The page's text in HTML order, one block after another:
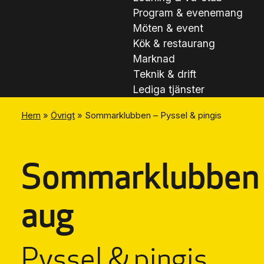
Program & evenemang
Möten & event
Kök & restaurang
Marknad
Teknik & drift
Lediga tjänster
Hem » Övrigt » Sommarklubben – Pyssel & pingis
aug